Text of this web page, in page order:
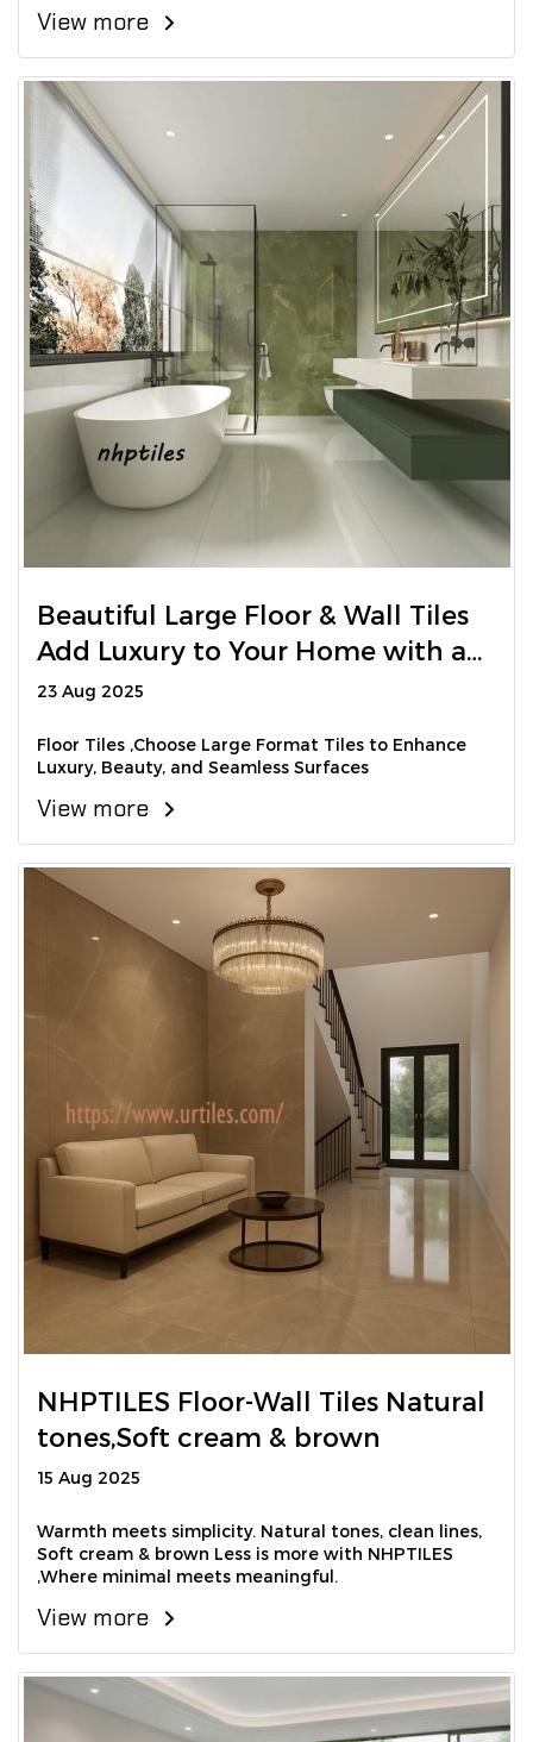
View more
Beautiful Large Floor & Wall Tiles
Add Luxury to Your Home with a
Professional Touch.
23 Aug 2025
Floor Tiles ,Choose Large Format Tiles to Enhance
Luxury, Beauty, and Seamless Surfaces
View more
NHPTILES Floor-Wall Tiles Natural
tones,Soft cream & brown
15 Aug 2025
Warmth meets simplicity. Natural tones, clean lines,
Soft cream & brown Less is more with NHPTILES
,Where minimal meets meaningful.
View more